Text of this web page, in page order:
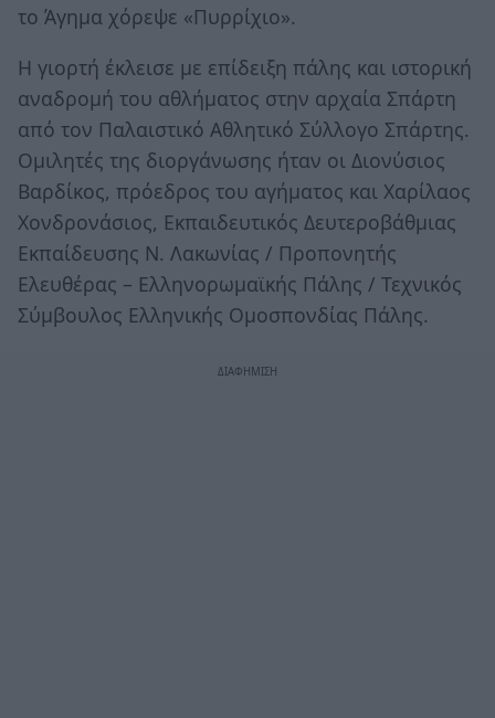
το Άγημα χόρεψε «Πυρρίχιο».
Η γιορτή έκλεισε με επίδειξη πάλης και ιστορική
αναδρομή του αθλήματος στην αρχαία Σπάρτη
από τον Παλαιστικό Αθλητικό Σύλλογο Σπάρτης.
Ομιλητές της διοργάνωσης ήταν οι Διονύσιος
Βαρδίκος, πρόεδρος του αγήματος και Χαρίλαος
Χονδρονάσιος, Εκπαιδευτικός Δευτεροβάθμιας
Εκπαίδευσης Ν. Λακωνίας / Προπονητής
Ελευθέρας – Ελληνορωμαϊκής Πάλης / Τεχνικός
Σύμβουλος Ελληνικής Ομοσπονδίας Πάλης.